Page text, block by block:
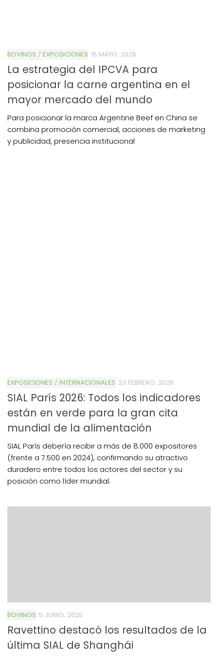
BOVINOS / EXPOSICIONES 15 MAYO, 2026
La estrategia del IPCVA para
posicionar la carne argentina en el
mayor mercado del mundo
Para posicionar la marca Argentine Beef en China se
combina promoción comercial, acciones de marketing
y publicidad, presencia institucional
EXPOSICIONES / INTERNACIONALES 23 FEBRERO, 2026
SIAL París 2026: Todos los indicadores
están en verde para la gran cita
mundial de la alimentación
SIAL París debería recibir a más de 8.000 expositores
(frente a 7.500 en 2024), confirmando su atractivo
duradero entre todos los actores del sector y su
posición como líder mundial.
BOVINOS 5 JUNIO, 2025
Ravettino destacó los resultados de la
última SIAL de Shanghái